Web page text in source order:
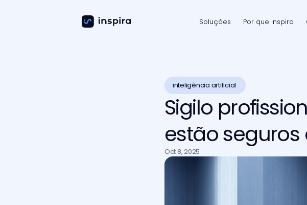
Soluções Por que Inspira
inteligência artificial
Sigilo
estão
Oct 8, 2025